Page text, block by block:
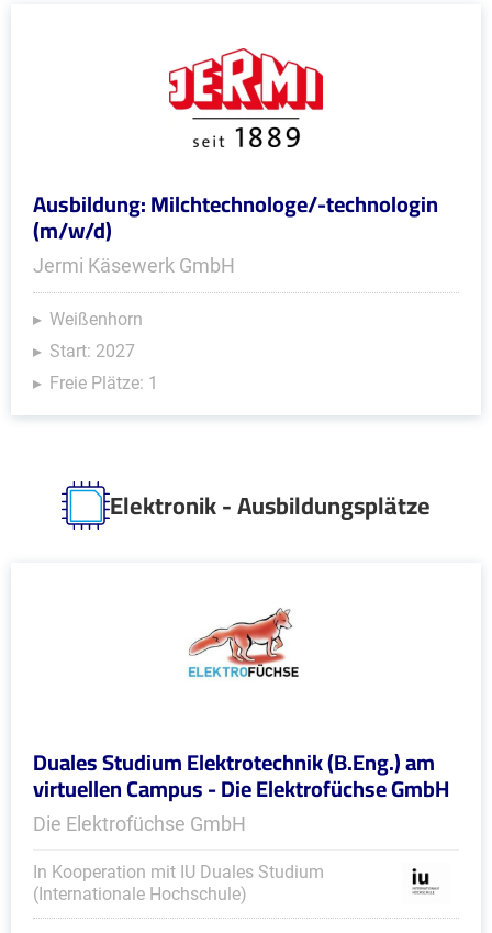
Ausbildung: Milchtechnologe/-technologin
(m/w/d)
Jermi Käsewerk GmbH
Weißenhorn
Start: 2027
Freie Plätze: 1
Elektronik - Ausbildungsplätze
Duales Studium Elektrotechnik (B.Eng.) am
virtuellen Campus - Die Elektrofüchse GmbH
Die Elektrofüchse GmbH
In Kooperation mit IU Duales Studium
(Internationale Hochschule)